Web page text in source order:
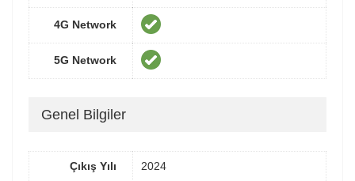
4G Network
5G Network
Genel Bilgiler
Çıkış Yılı 2024